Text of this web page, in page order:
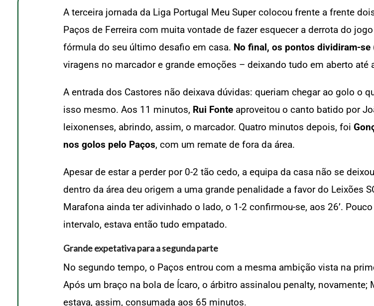
A terceira jornada da Liga Portugal Meu Super colocou frente a frente
Paços de Ferreira com muita vontade de fazer esquecer a derrota do
fórmula do seu último desafio em casa. No final, os pontos dividiram-se
viragens no marcador e grande emoções – deixando tudo em aberto até
A entrada dos Castores não deixava dúvidas: queriam chegar ao golo o
isso mesmo. Aos 11 minutos, Rui Fonte aproveitou o canto batido por
leixonenses, abrindo, assim, o marcador. Quatro minutos depois, foi
nos golos pelo Paços, com um remate de fora da área.
Apesar de estar a perder por 0-2 tão cedo, a equipa da casa não se
dentro da área deu origem a uma grande penalidade a favor do Leixões
Marafona ainda ter adivinhado o lado, o 1-2 confirmou-se, aos 26’.
intervalo, estava então tudo empatado.
Grande expetativa para a segunda parte
No segundo tempo, o Paços entrou com a mesma ambição vista na
Após um braço na bola de Ícaro, o árbitro assinalou penalty,
estava, assim, consumada aos 65 minutos.